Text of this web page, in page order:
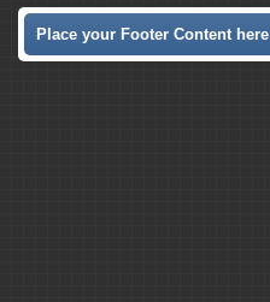
Place your Footer Content here